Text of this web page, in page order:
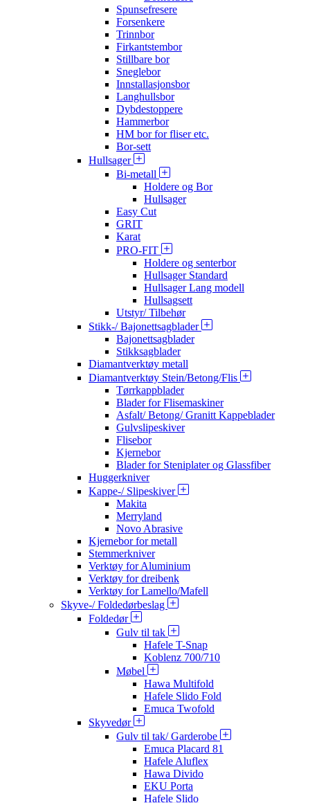
Spunsefresere
Forsenkere
Trinnbor
Firkantstembor
Stillbare bor
Sneglebor
Innstallasjonsbor
Langhullsbor
Dybdestoppere
Hammerbor
HM bor for fliser etc.
Bor-sett
Hullsager
Bi-metall
Holdere og Bor
Hullsager
Easy Cut
GRIT
Karat
PRO-FIT
Holdere og senterbor
Hullsager Standard
Hullsager Lang modell
Hullsagsett
Utstyr/ Tilbehør
Stikk-/ Bajonettsagblader
Bajonettsagblader
Stikksagblader
Diamantverktøy metall
Diamantverktøy Stein/Betong/Flis
Tørrkappblader
Blader for Flisemaskiner
Asfalt/ Betong/ Granitt Kappeblader
Gulvslipeskiver
Flisebor
Kjernebor
Blader for Steniplater og Glassfiber
Huggerkniver
Kappe-/ Slipeskiver
Makita
Merryland
Novo Abrasive
Kjernebor for metall
Stemmerkniver
Verktøy for Aluminium
Verktøy for dreibenk
Verktøy for Lamello/Mafell
Skyve-/ Foldedørbeslag
Foldedør
Gulv til tak
Hafele T-Snap
Koblenz 700/710
Møbel
Hawa Multifold
Hafele Slido Fold
Emuca Twofold
Skyvedør
Gulv til tak/ Garderobe
Emuca Placard 81
Hafele Aluflex
Hawa Divido
EKU Porta
Hafele Slido